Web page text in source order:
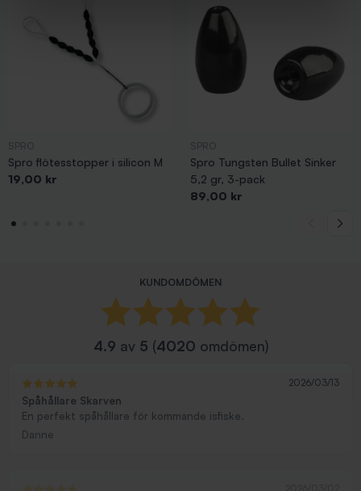
Spro flötesstopper i silicon M
Pris
19,00 kr
Spro Tungsten Bullet Sinker
5,2 gr, 3-pack
Pris
89,00 kr
KUNDOMDÖMEN
4.9 av 5 (4020 omdömen)
2026/03/13
Spåhållare Skarven
En perfekt spåhållare för kommande isfiske.
Danne